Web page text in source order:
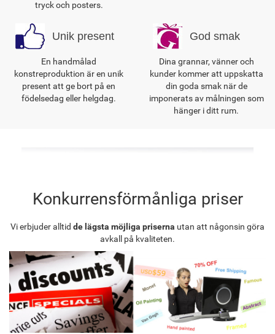
tryck och posters.
Unik present
En handmålad
konstreproduktion är en unik
present att ge bort på en
födelsedag eller helgdag.
God smak
Dina grannar, vänner och
kunder kommer att uppskatta
din goda smak när de
imponerats av målningen som
hänger i ditt rum.
Konkurrensförmånliga priser
Vi erbjuder alltid de lägsta möjliga priserna utan att någonsin göra
avkall på kvaliteten.